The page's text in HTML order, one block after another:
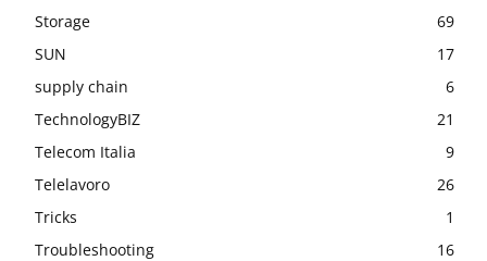
Storage
69
SUN
17
supply chain
6
TechnologyBIZ
21
Telecom Italia
9
Telelavoro
26
Tricks
1
Troubleshooting
16